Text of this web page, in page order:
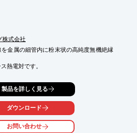
株式会社
金属の細管内に粉末状の高純度無機絶縁
熱電対です。
み、曲げ、巻き、成形が容易で小さな測温
度変化にも敏感に応答可能。
ために外気と完全に遮断され耐食性に優
製品を詳しく見る
ダウンロード
お問い合わせ